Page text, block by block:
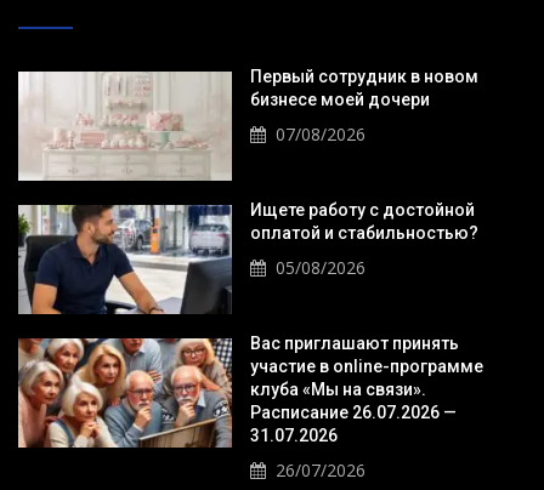
Первый сотрудник в новом
бизнесе моей дочери
07/08/2026
Ищете работу с достойной
оплатой и стабильностью?
05/08/2026
Вас приглашают принять
участие в online-программе
клуба «Мы на связи».
Расписание 26.07.2026 —
31.07.2026
26/07/2026